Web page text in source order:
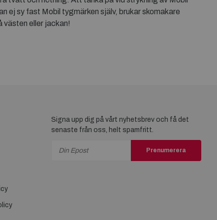
ej sy fast Mobil tygmärken själv, brukar skomakare
västen eller jackan!
Signa upp dig på vårt nyhetsbrev och få det
senaste från oss, helt spamfritt.
Prenumerera